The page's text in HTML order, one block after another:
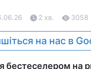
2 хв. 3058
на нас в
бестеселером на